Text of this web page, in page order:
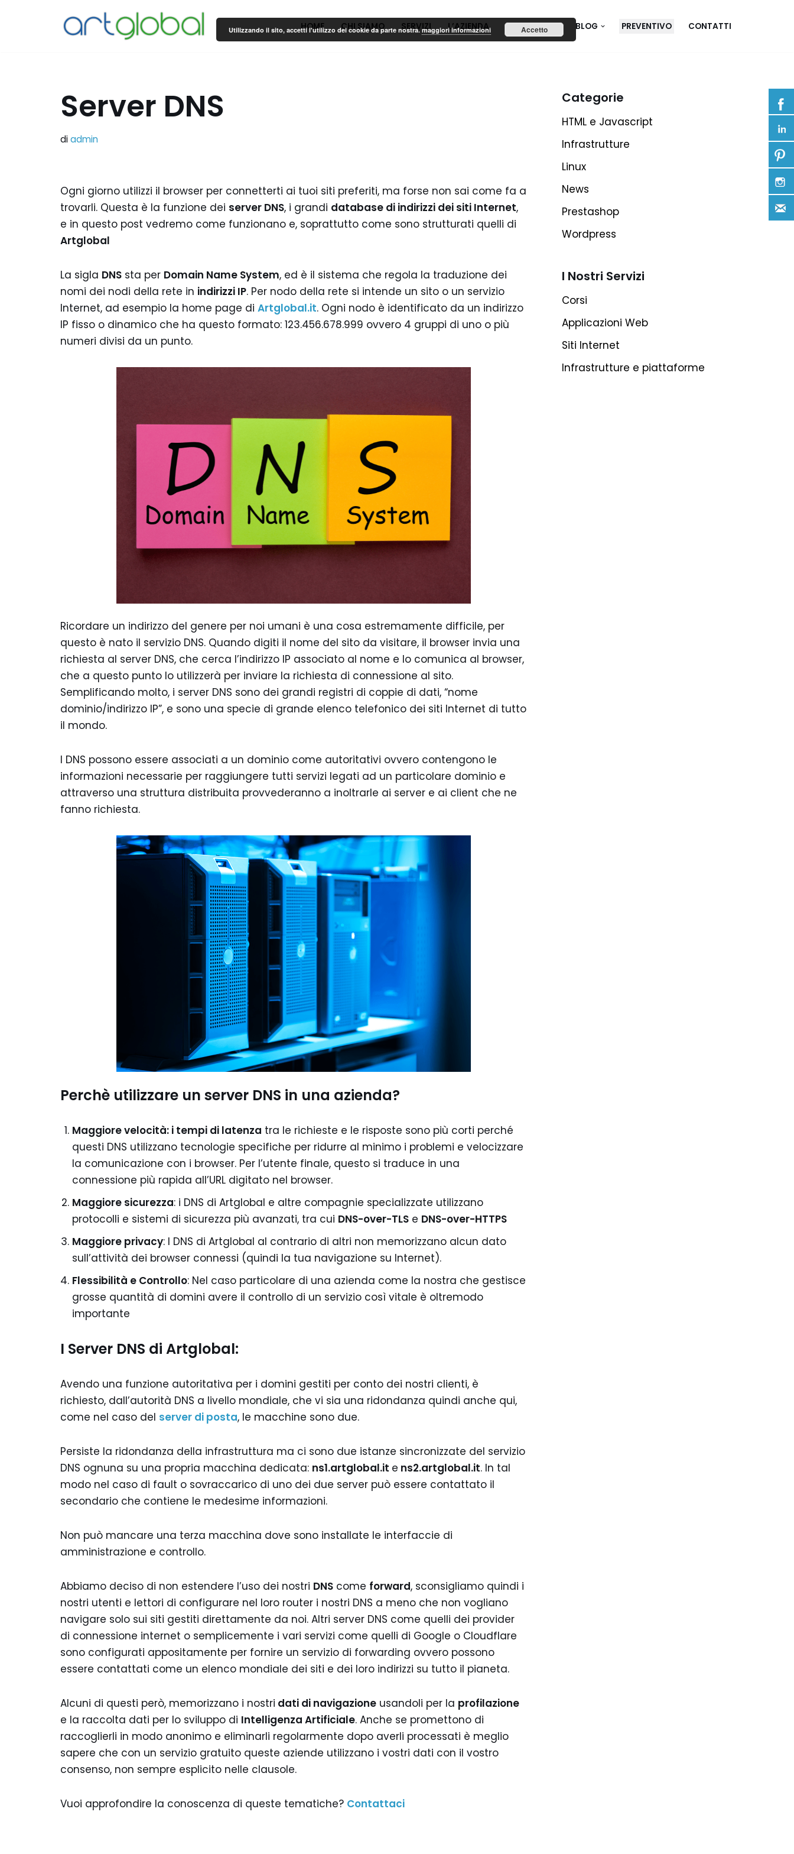
HOME CHI SIAMO SERVIZI L’AZIENDA PORTFOLIO BLOG PREVENTIVO CONTATTI
Server DNS
diadmin
Ogni giorno utilizzi il browser per connetterti ai tuoi siti preferiti, ma forse non sai come fa a
trovarli. Questa è la funzione dei server DNS, i grandi database di indirizzi dei siti Internet,
e in questo post vedremo come funzionano e, soprattutto come sono strutturati quelli di
Artglobal
La sigla DNS sta per Domain Name System, ed è il sistema che regola la traduzione dei
nomi dei nodi della rete in indirizzi IP. Per nodo della rete si intende un sito o un servizio
Internet, ad esempio la home page di Artglobal.it. Ogni nodo è identificato da un indirizzo
IP fisso o dinamico che ha questo formato: 123.456.678.999 ovvero 4 gruppi di uno o più
numeri divisi da un punto.
Ricordare un indirizzo del genere per noi umani è una cosa estremamente difficile, per
questo è nato il servizio DNS. Quando digiti il nome del sito da visitare, il browser invia una
richiesta al server DNS, che cerca l’indirizzo IP associato al nome e lo comunica al browser,
che a questo punto lo utilizzerà per inviare la richiesta di connessione al sito.
Semplificando molto, i server DNS sono dei grandi registri di coppie di dati, “nome
dominio/indirizzo IP”, e sono una specie di grande elenco telefonico dei siti Internet di tutto
il mondo.
I DNS possono essere associati a un dominio come autoritativi ovvero contengono le
informazioni necessarie per raggiungere tutti servizi legati ad un particolare dominio e
attraverso una struttura distribuita provvederanno a inoltrarle ai server e ai client che ne
fanno richiesta.
Perchè utilizzare un server DNS in una azienda?
Maggiore velocità: i tempi di latenza tra le richieste e le risposte sono più corti perché
questi DNS utilizzano tecnologie specifiche per ridurre al minimo i problemi e velocizzare
la comunicazione con i browser. Per l’utente finale, questo si traduce in una
connessione più rapida all’URL digitato nel browser.
Maggiore sicurezza: i DNS di Artglobal e altre compagnie specializzate utilizzano
protocolli e sistemi di sicurezza più avanzati, tra cui DNS-over-TLS e DNS-over-HTTPS
Maggiore privacy: I DNS di Artglobal al contrario di altri non memorizzano alcun dato
sull’attività dei browser connessi (quindi la tua navigazione su Internet).
Flessibilità e Controllo: Nel caso particolare di una azienda come la nostra che gestisce
grosse quantità di domini avere il controllo di un servizio così vitale è oltremodo
importante
I Server DNS di Artglobal:
Avendo una funzione autoritativa per i domini gestiti per conto dei nostri clienti, è
richiesto, dall’autorità DNS a livello mondiale, che vi sia una ridondanza quindi anche qui,
come nel caso del server di posta, le macchine sono due.
Persiste la ridondanza della infrastruttura ma ci sono due istanze sincronizzate del servizio
DNS ognuna su una propria macchina dedicata: ns1.artglobal.it e ns2.artglobal.it. In tal
modo nel caso di fault o sovraccarico di uno dei due server può essere contattato il
secondario che contiene le medesime informazioni.
Non può mancare una terza macchina dove sono installate le interfaccie di
amministrazione e controllo.
Abbiamo deciso di non estendere l’uso dei nostri DNS come forward, sconsigliamo quindi i
nostri utenti e lettori di configurare nel loro router i nostri DNS a meno che non vogliano
navigare solo sui siti gestiti direttamente da noi. Altri server DNS come quelli dei provider
di connessione internet o semplicemente i vari servizi come quelli di Google o Cloudflare
sono configurati appositamente per fornire un servizio di forwarding ovvero possono
essere contattati come un elenco mondiale dei siti e dei loro indirizzi su tutto il pianeta.
Alcuni di questi però, memorizzano i nostri dati di navigazione usandoli per la profilazione
e la raccolta dati per lo sviluppo di Intelligenza Artificiale. Anche se promettono di
raccoglierli in modo anonimo e eliminarli regolarmente dopo averli processati è meglio
sapere che con un servizio gratuito queste aziende utilizzano i vostri dati con il vostro
consenso, non sempre esplicito nelle clausole.
Vuoi approfondire la conoscenza di queste tematiche? Contattaci
Categorie
HTML e Javascript
Infrastrutture
Linux
News
Prestashop
Wordpress
I Nostri Servizi
Corsi
Applicazioni Web
Siti Internet
Infrastrutture e piattaforme
Utilizzando il sito, accetti l'utilizzo dei cookie da parte nostra. maggiori informazioni Accetto